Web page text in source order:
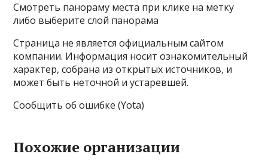
Смотреть панораму места при клике на метку
либо выберите слой панорама
Страница не является официальным сайтом
компании. Информация носит ознакомительный
характер, собрана из открытых источников, и
может быть неточной и устаревшей.
Сообщить об ошибке (Yota)
Похожие организации